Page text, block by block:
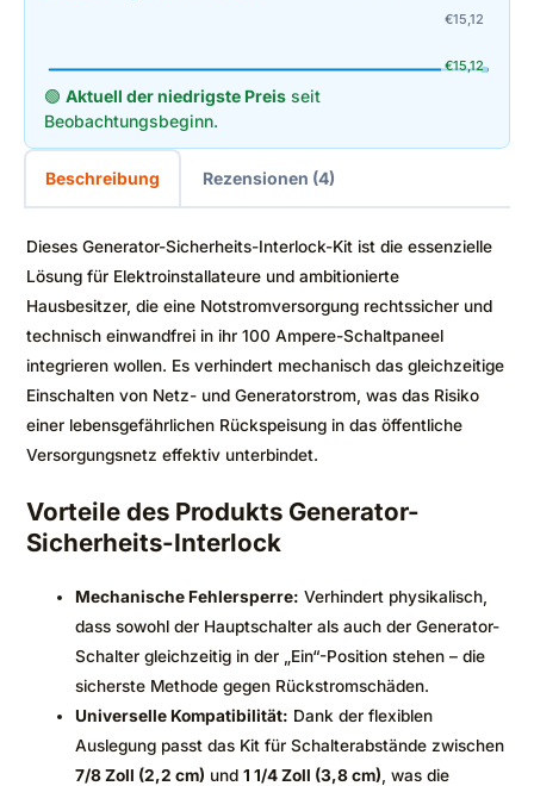
€15,12
€15,12
🟢 Aktuell der niedrigste Preis seit
Beobachtungsbeginn.
Beschreibung Rezensionen (4)
Dieses Generator-Sicherheits-Interlock-Kit ist die essenzielle
Lösung für Elektroinstallateure und ambitionierte
Hausbesitzer, die eine Notstromversorgung rechtssicher und
technisch einwandfrei in ihr 100 Ampere-Schaltpaneel
integrieren wollen. Es verhindert mechanisch das gleichzeitige
Einschalten von Netz- und Generatorstrom, was das Risiko
einer lebensgefährlichen Rückspeisung in das öffentliche
Versorgungsnetz effektiv unterbindet.
Vorteile des Produkts Generator-
Sicherheits-Interlock
Mechanische Fehlersperre: Verhindert physikalisch,
dass sowohl der Hauptschalter als auch der Generator-
Schalter gleichzeitig in der „Ein“-Position stehen – die
sicherste Methode gegen Rückstromschäden.
Universelle Kompatibilität: Dank der flexiblen
Auslegung passt das Kit für Schalterabstände zwischen
7/8 Zoll (2,2 cm) und1 1/4 Zoll (3,8 cm) , was die